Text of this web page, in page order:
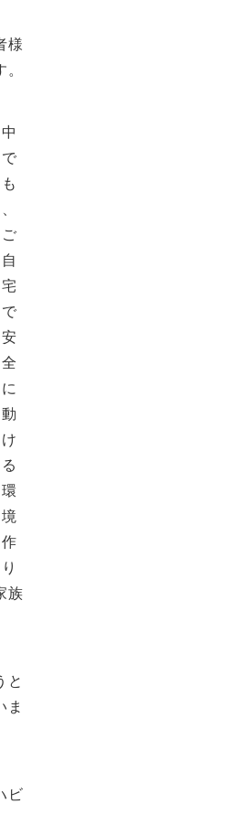
様
中
で
も
、
ご
自
宅
で
安
全
に
動
け
る
環
境
作
り
族
と
ま
ビ